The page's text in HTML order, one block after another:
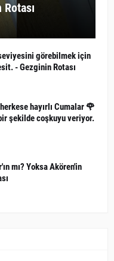
görebilmek için
- Gezginin Rotası
hayırlı Cumalar 🌹
şekilde coşkuyu veriyor.
mı? Yoksa Akören'in